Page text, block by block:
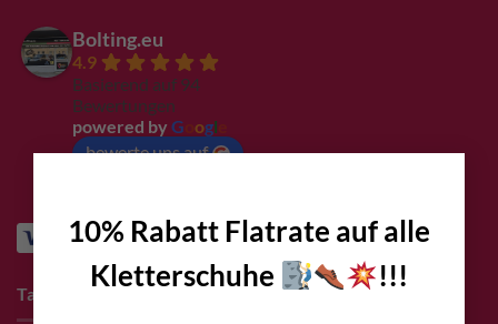
10% Rabatt Flatrate auf alle
Kletterschuhe
!!!
Bolting.eu
4.9
Basierend auf 94
Bewertungen
powered by G ogl
bewerte uns auf
Tags